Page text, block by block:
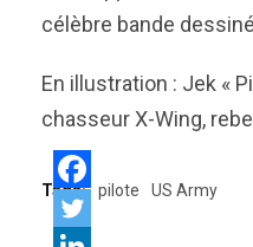
célèbre bande
En illustration : Jek «
chasseur X-Wing,
Tags: pilote US Army